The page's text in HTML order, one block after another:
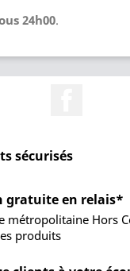
24h00.
sécurisés
gratuite en relais*
métropolitaine Hors
produits